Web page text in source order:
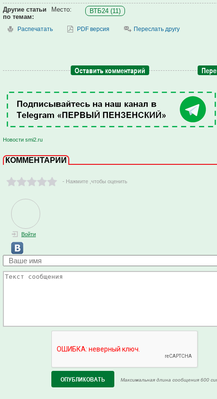
Другие статьи
по темам:
Место: ВТБ24 (11)
Распечатать PDF версия Переслать другу
Оставить комментарий
Новости smi2.ru
КОММЕНТАРИИ
- Нажмите ,чтобы оценить
Войти
Максимальная длина сообщения 600